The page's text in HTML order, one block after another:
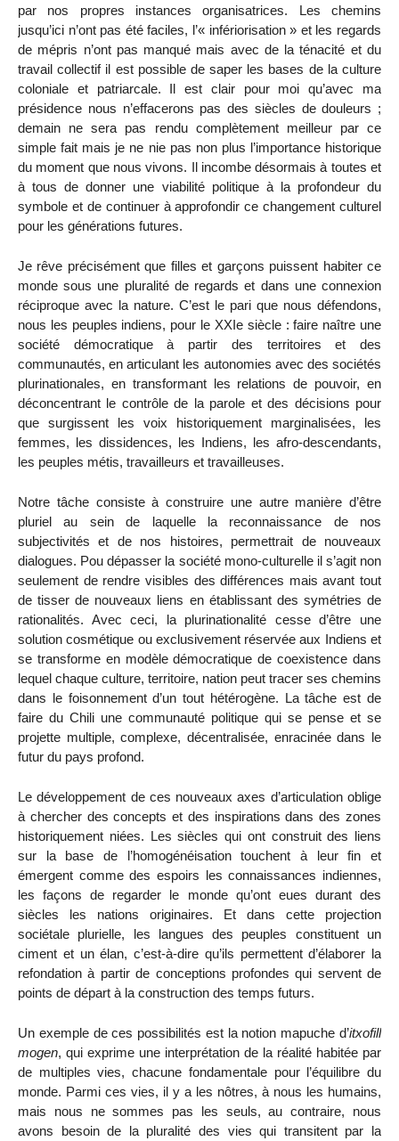
par nos propres instances organisatrices. Les chemins
jusqu’ici n’ont pas été faciles, l’« infériorisation » et les regards
de mépris n’ont pas manqué mais avec de la ténacité et du
travail collectif il est possible de saper les bases de la culture
coloniale et patriarcale. Il est clair pour moi qu’avec ma
présidence nous n’effacerons pas des siècles de douleurs ;
demain ne sera pas rendu complètement meilleur par ce
simple fait mais je ne nie pas non plus l’importance historique
du moment que nous vivons. Il incombe désormais à toutes et
à tous de donner une viabilité politique à la profondeur du
symbole et de continuer à approfondir ce changement culturel
pour les générations futures.
Je rêve précisément que filles et garçons puissent habiter ce
monde sous une pluralité de regards et dans une connexion
réciproque avec la nature. C’est le pari que nous défendons,
nous les peuples indiens, pour le XXIe siècle : faire naître une
société démocratique à partir des territoires et des
communautés, en articulant les autonomies avec des sociétés
plurinationales, en transformant les relations de pouvoir, en
déconcentrant le contrôle de la parole et des décisions pour
que surgissent les voix historiquement marginalisées, les
femmes, les dissidences, les Indiens, les afro-descendants,
les peuples métis, travailleurs et travailleuses.
Notre tâche consiste à construire une autre manière d’être
pluriel au sein de laquelle la reconnaissance de nos
subjectivités et de nos histoires, permettrait de nouveaux
dialogues. Pou dépasser la société mono-culturelle il s’agit non
seulement de rendre visibles des différences mais avant tout
de tisser de nouveaux liens en établissant des symétries de
rationalités. Avec ceci, la plurinationalité cesse d’être une
solution cosmétique ou exclusivement réservée aux Indiens et
se transforme en modèle démocratique de coexistence dans
lequel chaque culture, territoire, nation peut tracer ses chemins
dans le foisonnement d’un tout hétérogène. La tâche est de
faire du Chili une communauté politique qui se pense et se
projette multiple, complexe, décentralisée, enracinée dans le
futur du pays profond.
Le développement de ces nouveaux axes d’articulation oblige
à chercher des concepts et des inspirations dans des zones
historiquement niées. Les siècles qui ont construit des liens
sur la base de l’homogénéisation touchent à leur fin et
émergent comme des espoirs les connaissances indiennes,
les façons de regarder le monde qu’ont eues durant des
siècles les nations originaires. Et dans cette projection
sociétale plurielle, les langues des peuples constituent un
ciment et un élan, c’est-à-dire qu’ils permettent d’élaborer la
refondation à partir de conceptions profondes qui servent de
points de départ à la construction des temps futurs.
Un exemple de ces possibilités est la notion mapuche d’itxofill
mogen, qui exprime une interprétation de la réalité habitée par
de multiples vies, chacune fondamentale pour l’équilibre du
monde. Parmi ces vies, il y a les nôtres, à nous les humains,
mais nous ne sommes pas les seuls, au contraire, nous
avons besoin de la pluralité des vies qui transitent par la